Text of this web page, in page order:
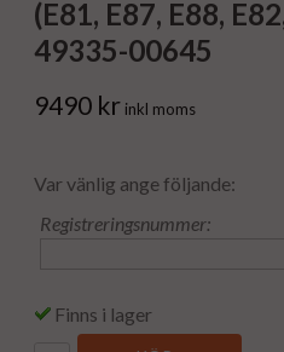
(E81, E87, E88,
49335-00645
9490 kr inkl moms
Var vänlig ange följande:
Registreringsnummer:
Finns i lager